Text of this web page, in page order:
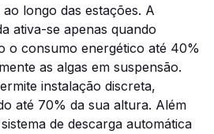
longo das estações. A
ativa-se apenas quando
o consumo energético até 40%
as algas em suspensão.
instalação discreta,
até 70% da sua altura. Além
de descarga automática